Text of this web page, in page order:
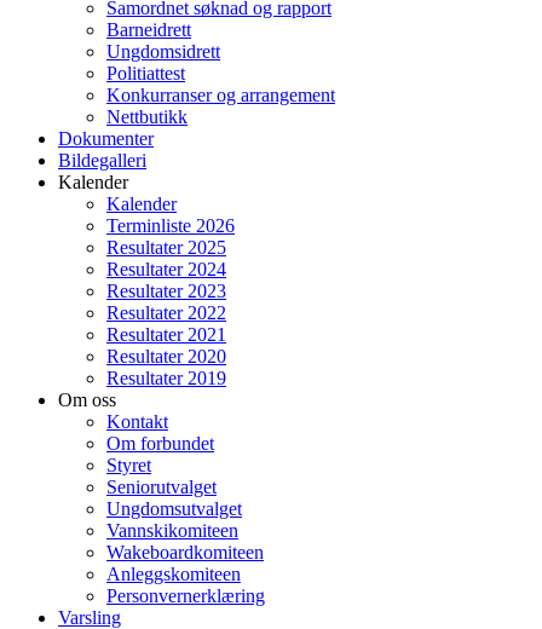
Samordnet søknad og rapport
Barneidrett
Ungdomsidrett
Politiattest
Konkurranser og arrangement
Nettbutikk
Dokumenter
Bildegalleri
Kalender
Kalender
Terminliste 2026
Resultater 2025
Resultater 2024
Resultater 2023
Resultater 2022
Resultater 2021
Resultater 2020
Resultater 2019
Om oss
Kontakt
Om forbundet
Styret
Seniorutvalget
Ungdomsutvalget
Vannskikomiteen
Wakeboardkomiteen
Anleggskomiteen
Personvernerklæring
Varsling